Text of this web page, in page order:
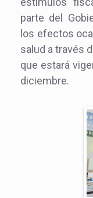
parte del
los efectos
salud a través
que estará
diciembre.